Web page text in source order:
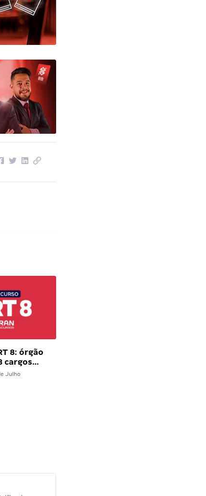
8: órgão
cargos…
Julho